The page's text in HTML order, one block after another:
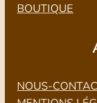
BOUTIQUE
NOUS-